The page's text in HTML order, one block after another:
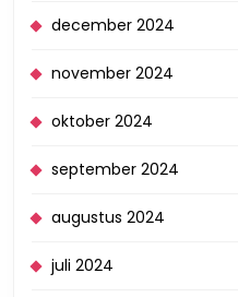
december 2024
november 2024
oktober 2024
september 2024
augustus 2024
juli 2024